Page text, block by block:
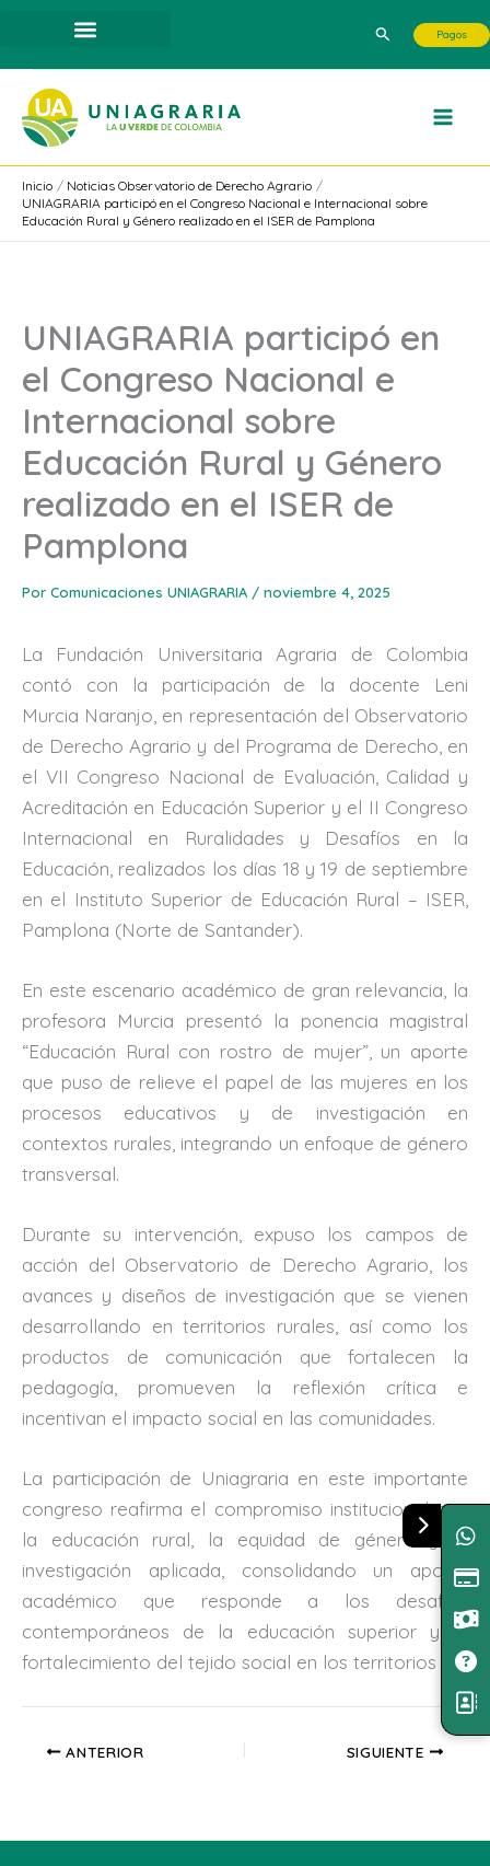
contenido
Buscar Pagos
Inicio
Noticias Observatorio de Derecho Agrario
UNIAGRARIA participó en el Congreso Nacional e Internacional sobre
Educación Rural y Género realizado en el ISER de Pamplona
UNIAGRARIA participó en
el Congreso Nacional e
Internacional sobre
Educación Rural y Género
realizado en el ISER de
Pamplona
Por Comunicaciones UNIAGRARIA / noviembre 4, 2025
La Fundación Universitaria Agraria de Colombia
contó con la participación de la docente Leni
Murcia Naranjo, en representación del Observatorio
de Derecho Agrario y del Programa de Derecho, en
el VII Congreso Nacional de Evaluación, Calidad y
Acreditación en Educación Superior y el II Congreso
Internacional en Ruralidades y Desafíos en la
Educación, realizados los días 18 y 19 de septiembre
en el Instituto Superior de Educación Rural – ISER,
Pamplona (Norte de Santander).
En este escenario académico de gran relevancia, la
profesora Murcia presentó la ponencia magistral
“Educación Rural con rostro de mujer”, un aporte
que puso de relieve el papel de las mujeres en los
procesos educativos y de investigación en
contextos rurales, integrando un enfoque de género
transversal.
Durante su intervención, expuso los campos de
acción del Observatorio de Derecho Agrario, los
avances y diseños de investigación que se vienen
desarrollando en territorios rurales, así como los
productos de comunicación que fortalecen la
pedagogía, promueven la reflexión crítica e
incentivan el impacto social en las comunidades.
La participación de Uniagraria en este importante
congreso reafirma el compromiso institucional con
la educación rural, la equidad de género y la
investigación aplicada, consolidando un aporte
académico que responde a los desafíos
contemporáneos de la educación superior y al
fortalecimiento del tejido social en los territorios
ANTERIOR SIGUIENTE